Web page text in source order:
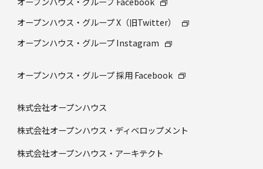
オープンハウス・グループ X（旧Twitter）
オープンハウス・グループ Instagram
オープンハウス・グループ 採⽤ Facebook
株式会社オープンハウス
株式会社オープンハウス・ディベロップメント
株式会社オープンハウス・アーキテクト